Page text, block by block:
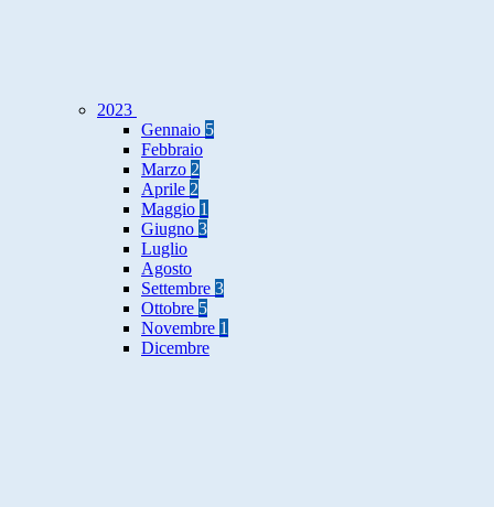
2023
Gennaio 5
Febbraio
Marzo 2
Aprile 2
Maggio 1
Giugno 3
Luglio
Agosto
Settembre 3
Ottobre 5
Novembre 1
Dicembre